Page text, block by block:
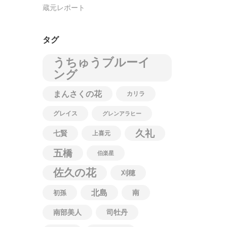
蔵元レポート
タグ
うちゅうブルーイ
ング
まんさくの花 カリラ
グレイス グレンアラヒー
七賢 上喜元
久礼
五橋
伯楽星
佐久の花 刈穂
初孫 北島 南
南部美人 司牡丹